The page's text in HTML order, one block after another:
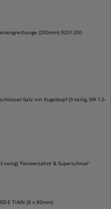
(200mm) 8201200
Satz mit Kugelkopf (9-teilig, SW 1,5-
teilig) 'Feinverzahnt & Superschmal'
E TiAlN (8 x 80mm)